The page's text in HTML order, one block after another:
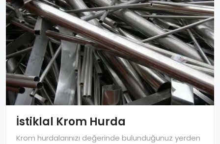
İstiklal Krom Hurda
Krom hurdalarınızı değerinde bulunduğunuz yerden